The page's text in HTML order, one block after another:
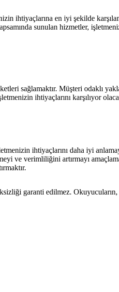
ihtiyaçlarına en iyi şekilde
sunulan hizmetler,
sağlamaktır. Müşteri odaklı
ihtiyaçlarını karşılıyor
ihtiyaçlarını daha iyi
ve verimliliğini artırmayı
garanti edilmez.